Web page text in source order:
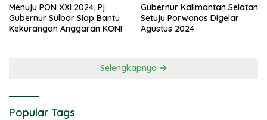
Menuju PON XXI 2024, Pj
Gubernur Sulbar Siap Bantu
Kekurangan Anggaran KONI
Gubernur Kalimantan Selatan
Setuju Porwanas Digelar
Agustus 2024
Selengkapnya
Popular Tags